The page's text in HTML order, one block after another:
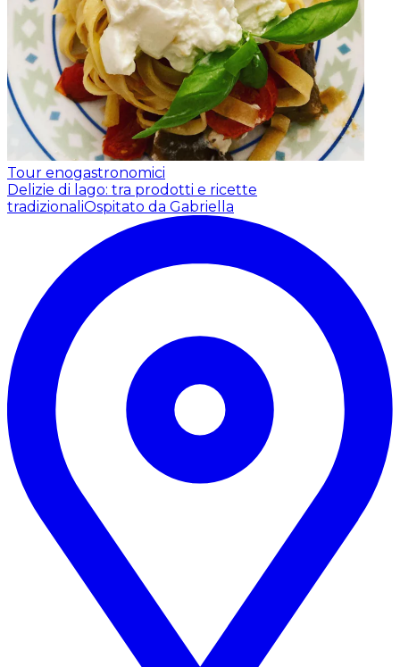
Tour enogastronomici
Delizie di lago: tra prodotti e ricette
tradizionaliOspitato da Gabriella